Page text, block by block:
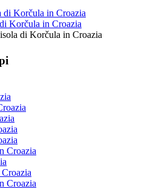
di Korčula in Croazia
Korčula in Croazia
di Korčula in Croazia
Croazia
Croazia